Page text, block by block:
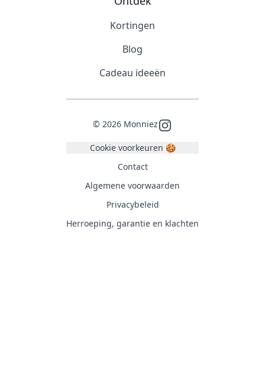
Kortingen
Blog
Cadeau ideeën
© 2026 MonniezInstagram
Cookie voorkeuren 🍪
Contact
Algemene voorwaarden
Privacybeleid
Herroeping, garantie en klachten